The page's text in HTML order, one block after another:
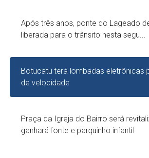
Após três anos, ponte do Lageado
liberada para o trânsito nesta segu...
Botucatu terá lombadas eletrônicas
de velocidade
Praça da Igreja do Bairro será
ganhará fonte e parquinho infantil